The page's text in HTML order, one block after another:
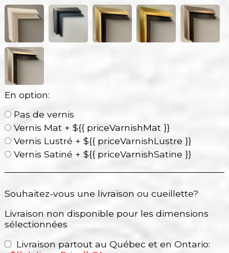
En option:
Pas de vernis
Vernis Mat + ${{ priceVarnishMat }}
Vernis Lustré + ${{ priceVarnishLustre }}
Vernis Satiné + ${{ priceVarnishSatine }}
Souhaitez-vous une livraison ou cueillette?
Livraison non disponible pour les dimensions
sélectionnées
Livraison partout au Québec et en Ontario: